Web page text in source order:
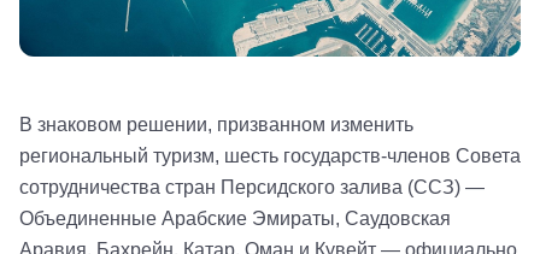
В знаковом решении, призванном изменить
региональный туризм, шесть государств-членов Совета
сотрудничества стран Персидского залива (ССЗ) —
Объединенные Арабские Эмираты, Саудовская